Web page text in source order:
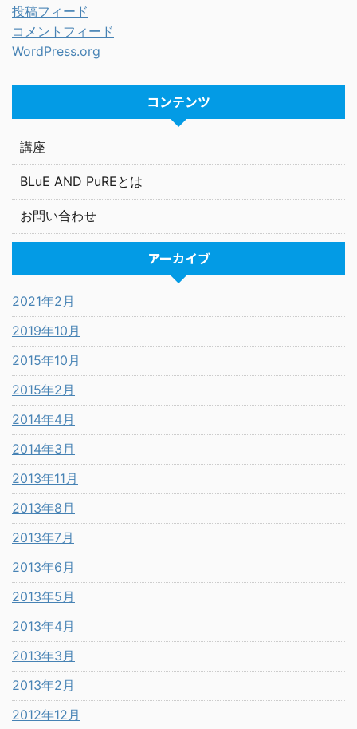
投稿フィード
コメントフィード
WordPress.org
コンテンツ
講座
BLuE AND PuREとは
お問い合わせ
アーカイブ
2021年2月
2019年10月
2015年10月
2015年2月
2014年4月
2014年3月
2013年11月
2013年8月
2013年7月
2013年6月
2013年5月
2013年4月
2013年3月
2013年2月
2012年12月